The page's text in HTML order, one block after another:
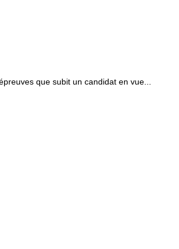
que subit un candidat en vue...